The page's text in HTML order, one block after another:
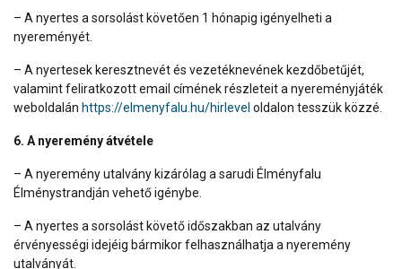
– A nyertes a sorsolást követően 1 hónapig igényelheti a
nyereményét.
– A nyertesek keresztnevét és vezetéknevének kezdőbetűjét,
valamint feliratkozott email címének részleteit a nyereményjáték
weboldalán https://elmenyfalu.hu/hirlevel oldalon tesszük közzé.
6. A nyeremény átvétele
– A nyeremény utalvány kizárólag a sarudi Élményfalu
Élménystrandján vehető igénybe.
– A nyertes a sorsolást követő időszakban az utalvány
érvényességi idejéig bármikor felhasználhatja a nyeremény
utalványát.